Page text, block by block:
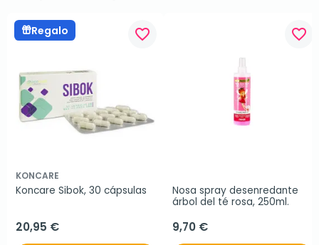
Regalo favorite_border
KONCARE
Koncare Sibok, 30 cápsulas
20,95 €
favorite_border
Nosa spray desenredante
árbol del té rosa, 250ml.
9,70 €